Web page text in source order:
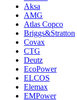
Aksa
AMG
Atlas Copco
Briggs&Stratton
Covax
CTG
Deutz
EcoPower
ELCOS
Elemax
EMPower